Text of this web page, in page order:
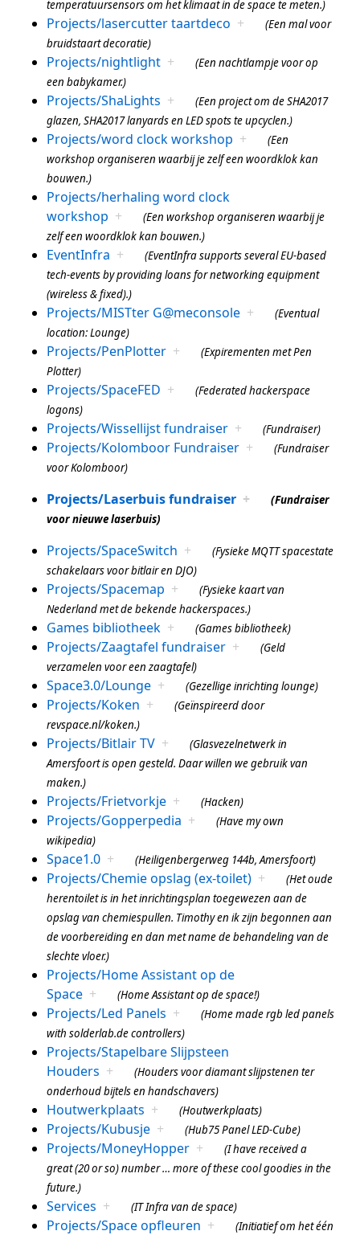
temperatuursensors om het klimaat in de space te meten.)
Projects/lasercutter taartdeco +
(Een mal voor
bruidstaart decoratie)
Projects/nightlight +
(Een nachtlampje voor op
een babykamer.)
Projects/ShaLights +
(Een project om de SHA2017
glazen, SHA2017 lanyards en LED spots te upcyclen.)
Projects/word clock workshop +
(Een
workshop organiseren waarbij je zelf een woordklok kan
bouwen.)
Projects/herhaling word clock
workshop +
(Een workshop organiseren waarbij je
zelf een woordklok kan bouwen.)
EventInfra +
(EventInfra supports several EU-based
tech-events by providing loans for networking equipment
(wireless & fixed).)
Projects/MISTter G@meconsole +
(Eventual
location: Lounge)
Projects/PenPlotter +
(Expirementen met Pen
Plotter)
Projects/SpaceFED +
(Federated hackerspace
logons)
Projects/Wissellijst fundraiser + (Fundraiser)
Projects/Kolomboor Fundraiser +
(Fundraiser
voor Kolomboor)
Projects/Laserbuis fundraiser +
(Fundraiser
voor nieuwe laserbuis)
Projects/SpaceSwitch +
(Fysieke MQTT spacestate
schakelaars voor bitlair en DJO)
Projects/Spacemap +
(Fysieke kaart van
Nederland met de bekende hackerspaces.)
Games bibliotheek + (Games bibliotheek)
Projects/Zaagtafel fundraiser +
(Geld
verzamelen voor een zaagtafel)
Space3.0/Lounge + (Gezellige inrichting lounge)
Projects/Koken +
(Geïnspireerd door
revspace.nl/koken.)
Projects/Bitlair TV +
(Glasvezelnetwerk in
Amersfoort is open gesteld. Daar willen we gebruik van
maken.)
Projects/Frietvorkje + (Hacken)
Projects/Gopperpedia +
(Have my own
wikipedia)
Space1.0 + (Heiligenbergerweg 144b, Amersfoort)
Projects/Chemie opslag (ex-toilet) +
(Het oude
herentoilet is in het inrichtingsplan toegewezen aan de
opslag van chemiespullen. Timothy en ik zijn begonnen aan
de voorbereiding en dan met name de behandeling van de
slechte vloer.)
Projects/Home Assistant op de
Space + (Home Assistant op de space!)
Projects/Led Panels +
(Home made rgb led panels
with solderlab.de controllers)
Projects/Stapelbare Slijpsteen
Houders +
(Houders voor diamant slijpstenen ter
onderhoud bijtels en handschavers)
Houtwerkplaats + (Houtwerkplaats)
Projects/Kubusje + (Hub75 Panel LED-Cube)
Projects/MoneyHopper +
(I have received a
great (20 or so) number… more of these cool goodies in the
future.)
Services + (IT Infra van de space)
Projects/Space opfleuren +
(Initiatief om het één